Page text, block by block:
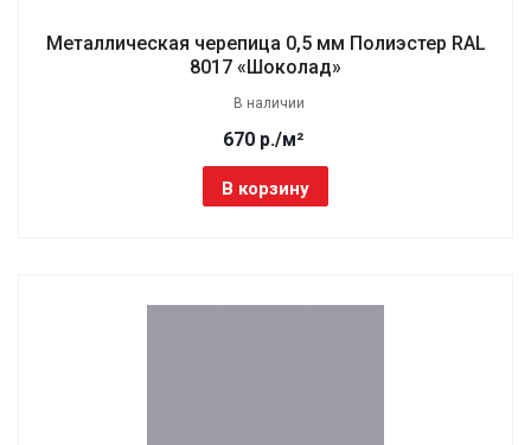
Металлическая черепица 0,5 мм Полиэстер RAL
8017 «Шоколад»
В наличии
670 р./м²
В корзину